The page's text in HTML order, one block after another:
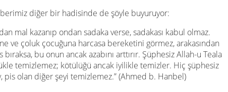
diğer bir hadisinde de şöyle buyuruyor:
mal kazanıp ondan sadaka verse, sadakası kabul olmaz.
ve çoluk çocuğuna harcasa bereketini görmez, arakasından
bu onun ancak azabını arttırır. Şüphesiz Allah-u Teala
temizlemez; kötülüğü ancak iyilikle temizler. Hiç şüphesiz
pis olan diğer şeyi temizlemez.” (Ahmed b. Hanbel)